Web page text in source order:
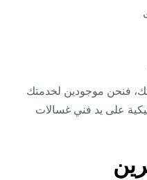
فنحن موجودين لخدمتك
على يد فني غسالات